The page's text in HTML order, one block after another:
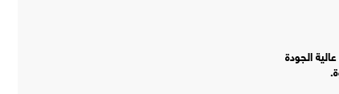
الجودة